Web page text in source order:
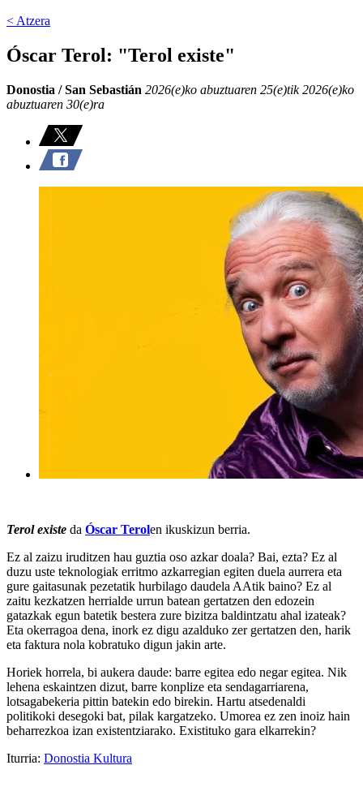
< Atzera
Óscar Terol: "Terol existe"
Donostia / San Sebastián 2026(e)ko abuztuaren 25(e)tik 2026(e)ko
abuztuaren 30(e)ra
Terol existe da Óscar Terolen ikuskizun berria.
Ez al zaizu iruditzen hau guztia oso azkar doala? Bai, ezta? Ez al
duzu uste teknologiak erritmo azkarregian egiten duela aurrera eta
gure gaitasunak pezetatik hurbilago daudela AAtik baino? Ez al
zaitu kezkatzen herrialde urrun batean gertatzen den edozein
gatazkak egun batetik bestera zure bizitza baldintzatu ahal izateak?
Eta okerragoa dena, inork ez digu azalduko zer gertatzen den, harik
eta faktura nola kobratuko digun jakin arte.
Horiek horrela, bi aukera daude: barre egitea edo negar egitea. Nik
lehena eskaintzen dizut, barre konplize eta sendagarriarena,
lotsagabekeria pittin batekin edo birekin. Hartu atsedenaldi
politikoki desegoki bat, pilak kargatzeko. Umorea ez zen inoiz hain
beharrezkoa izan existentziarako. Existituko gara elkarrekin?
Iturria: Donostia Kultura